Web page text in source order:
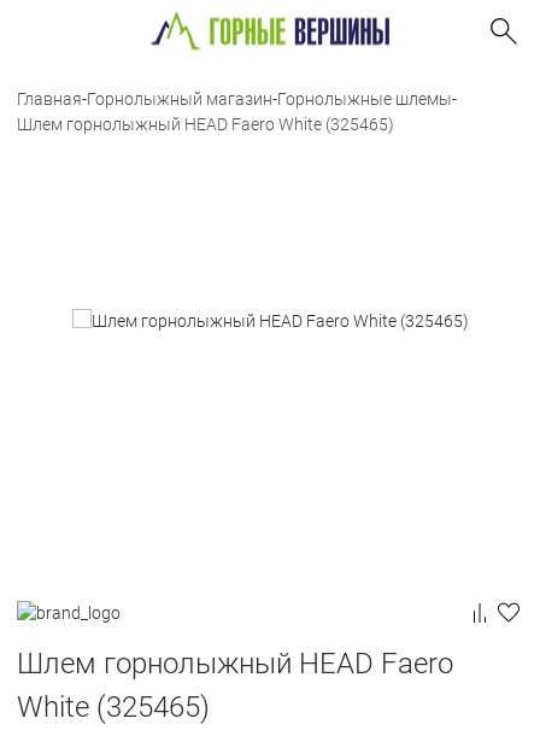
Главная-Горнолыжный магазин-Горнолыжные шлемы-
Шлем горнолыжный HEAD Faero White (325465)
Шлем горнолыжный HEAD Faero
White (325465)